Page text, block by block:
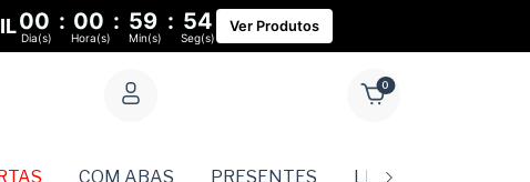
00 : 00 : 59 : 54
Dia(s) Hora(s) Min(s) Seg(s)
Ver Produtos
0
COM ABAS PRESENTES LIVROS